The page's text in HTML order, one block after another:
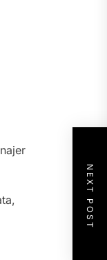
NEXT POST